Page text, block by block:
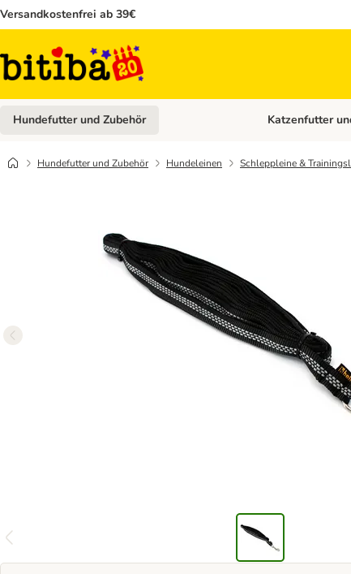
Versandkostenfrei ab 39€
Hundefutter und Zubehör Kategorie-Menü
Katzenfutter
Hundefutter und Zubehör Hundeleinen Schleppleine &